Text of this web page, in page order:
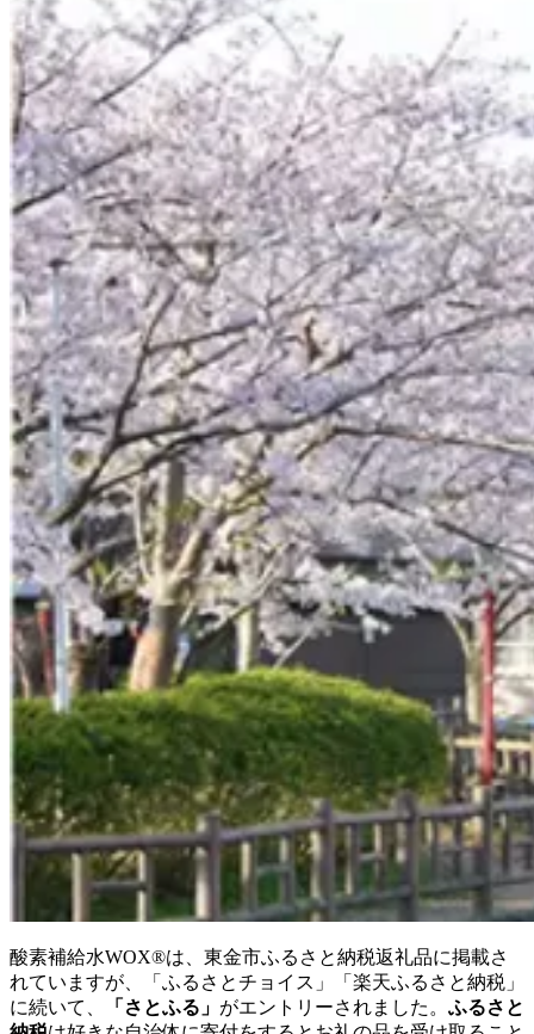
酸素補給水WOX®は、東金市ふるさと納税返礼品に掲載さ
れていますが、「ふるさとチョイス」「楽天ふるさと納税」
に続いて、
「さとふる」 がエントリーされました。 ふるさと